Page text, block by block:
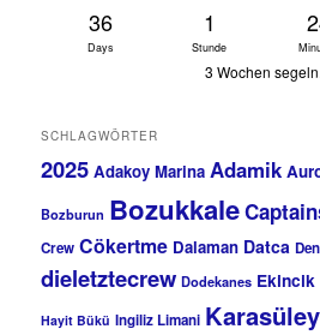
36
Days
1
Stunde
3 Wochen
SCHLAGWÖRTER
2025 Adakoy Marina Adamik
Bozburun Bozukkale
Crew Cökertme Dalaman Datca
dieletztecrew Dodekanes Ekincik
Hayit Bükü Ingiliz Limani